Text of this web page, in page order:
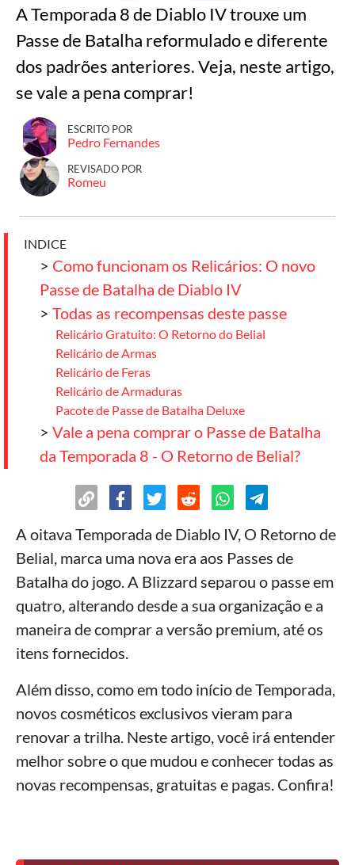
A Temporada 8 de Diablo IV trouxe um
Passe de Batalha reformulado e diferente
dos padrões anteriores. Veja, neste artigo,
se vale a pena comprar!
ESCRITO POR
Pedro Fernandes
REVISADO POR
Romeu
INDICE
> Como funcionam os Relicários: O novo
Passe de Batalha de Diablo IV
> Todas as recompensas deste passe
Relicário Gratuito: O Retorno do Belial
Relicário de Armas
Relicário de Feras
Relicário de Armaduras
Pacote de Passe de Batalha Deluxe
> Vale a pena comprar o Passe de Batalha
da Temporada 8 - O Retorno de Belial?
A oitava Temporada de Diablo IV, O Retorno de
Belial, marca uma nova era aos Passes de
Batalha do jogo. A Blizzard separou o passe em
quatro, alterando desde a sua organização e a
maneira de comprar a versão premium, até os
itens fornecidos.
Além disso, como em todo início de Temporada,
novos cosméticos exclusivos vieram para
renovar a trilha. Neste artigo, você irá entender
melhor sobre o que mudou e conhecer todas as
novas recompensas, gratuitas e pagas. Confira!